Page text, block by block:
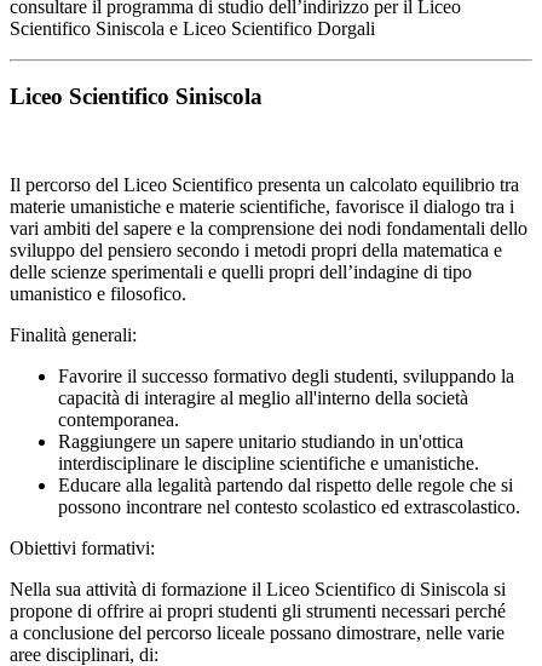
consultare il programma di studio dell’indirizzo per il Liceo
Scientifico Siniscola e Liceo Scientifico Dorgali
Liceo Scientifico Siniscola
Il percorso del Liceo Scientifico presenta un calcolato equilibrio tra
materie umanistiche e materie scientifiche, favorisce il dialogo tra i
vari ambiti del sapere e la comprensione dei nodi fondamentali dello
sviluppo del pensiero secondo i metodi propri della matematica e
delle scienze sperimentali e quelli propri dell’indagine di tipo
umanistico e filosofico.
Finalità generali:
Favorire il successo formativo degli studenti, sviluppando la
capacità di interagire al meglio all'interno della società
contemporanea.
Raggiungere un sapere unitario studiando in un'ottica
interdisciplinare le discipline scientifiche e umanistiche.
Educare alla legalità partendo dal rispetto delle regole che si
possono incontrare nel contesto scolastico ed extrascolastico.
Obiettivi formativi:
Nella sua attività di formazione il Liceo Scientifico di Siniscola si
propone di offrire ai propri studenti gli strumenti necessari perché
a conclusione del percorso liceale possano dimostrare, nelle varie
aree disciplinari, di: